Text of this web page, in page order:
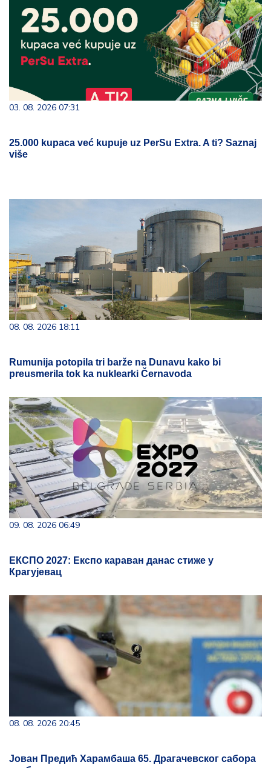
03. 08. 2026 07:31
25.000 kupaca već kupuje uz PerSu Extra. A ti? Saznaj
više
08. 08. 2026 18:11
Rumunija potopila tri barže na Dunavu kako bi
preusmerila tok ka nuklearki Černavoda
09. 08. 2026 06:49
ЕКСПО 2027: Експо караван данас стиже у
Крагујевац
08. 08. 2026 20:45
Јован Предић Харамбаша 65. Драгачевског сабора